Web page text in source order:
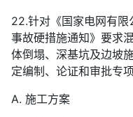
22.针对《国家电网有
事故硬措施通知》要求
体倒塌、深基坑及边坡
定编制、论证和审批专
A. 施工方案